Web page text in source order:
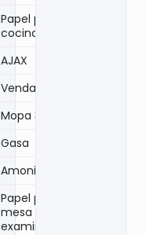
Papel para
cocina
AJAX
Venda
Mopa 36´´
Gasa
Amoniaco
Papel para
mesa de
examinación